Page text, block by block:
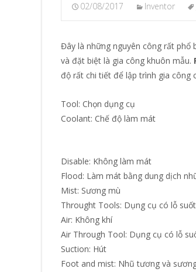
02/08/2017 Inventor
Đây là những nguyên công rất phổ
và đặt biệt là gia công khuôn mẫu.
độ rất chi tiết để lập trình gia công
Tool: Chọn dụng cụ
Coolant: Chế độ làm mát
Disable: Không làm mát
Flood: Làm mát bằng dung dịch
Mist: Sương mù
Throught Tools: Dụng cụ có lỗ suốt
Air: Không khí
Air Through Tool: Dụng cụ có lỗ
Suction: Hút
Foot and mist: Nhũ tương và